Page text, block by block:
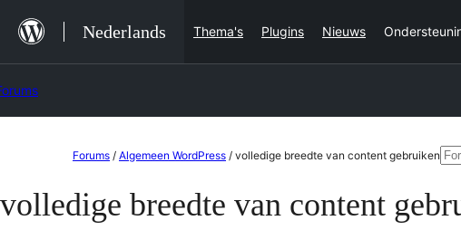
naar
de
inhoud
Nederlands Thema's Plugins Nieuws
de
Forums / Algemeen WordPress / volledige breedte van content gebruiken
volledige breedte van content